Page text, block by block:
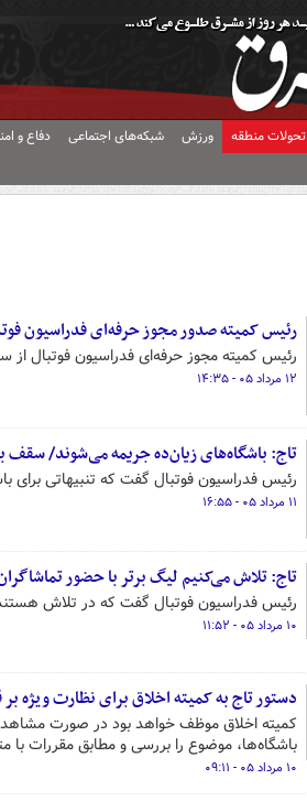
تحولات منطقه ورزش شبکه‌های اجتماعی دفاع و
رئیس کمیته صدور مجوز حرفه‌ای فدراسیون
رئیس کمیته مجوز حرفه‌ای فدراسیون فوتبال
۱۲ مرداد ۰۵ - ۱۴:۳۵
تاج: باشگاه‌های زیان‌ده جریمه می‌شوند/ سقف
رئیس فدراسیون فوتبال گفت که تنبیهاتی برای
۱۱ مرداد ۰۵ - ۱۶:۵۵
تاج: تلاش می‌کنیم لیگ برتر با حضور
رئیس فدراسیون فوتبال گفت که در تلاش
۱۰ مرداد ۰۵ - ۱۱:۵۲
دستور تاج به کمیته اخلاق برای نظارت ویژه
کمیته اخلاق موظف خواهد بود در صورت مشاهده
باشگاه‌ها، موضوع را بررسی و مطابق مقررات با
۱۰ مرداد ۰۵ - ۰۹:۱۱